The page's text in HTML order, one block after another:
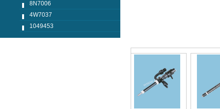
8N7006
4W7037
1049453